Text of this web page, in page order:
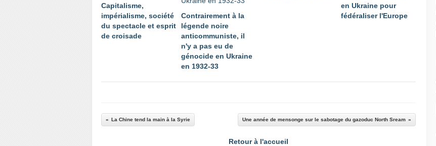
Capitalisme,
impérialisme, société
du spectacle et esprit
de croisade
Contrairement à la
légende noire
anticommuniste, il
n'y a pas eu de
génocide en Ukraine
en 1932-33
en Ukraine pour
fédéraliser l'Europe
La Chine tend la main à la Syrie Une année de mensonge sur le sabotage du gazoduc North Sream
Retour à l'accueil